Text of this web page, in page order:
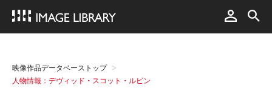
映像作品データベーストップ
人物情報：デヴィッド・スコット・ルビン